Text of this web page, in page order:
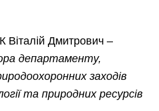
Дмитрович –
департаменту,
заходів
та природних ресурсів